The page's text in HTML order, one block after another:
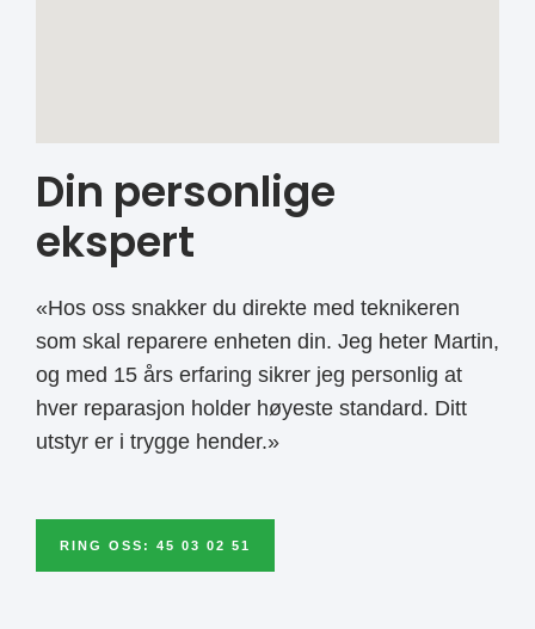
Din personlige
ekspert
«Hos oss snakker du direkte med teknikeren
som skal reparere enheten din. Jeg heter Martin,
og med 15 års erfaring sikrer jeg personlig at
hver reparasjon holder høyeste standard. Ditt
utstyr er i trygge hender.»
RING OSS: 45 03 02 51